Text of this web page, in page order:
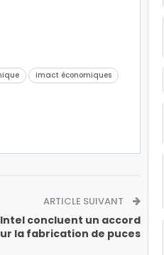
imact économiques
ARTICLE SUIVANT
Intel concluent un accord
la fabrication de puces